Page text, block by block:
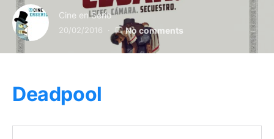
Cine en Serio
20/02/2016 No comments
Deadpool